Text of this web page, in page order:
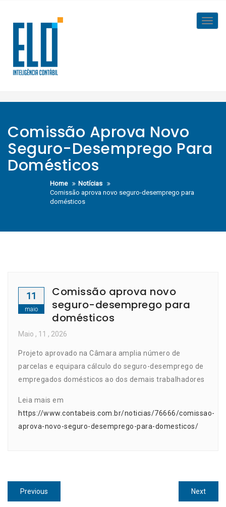
content
Comissão Aprova Novo
Seguro-Desemprego Para
Domésticos
Home
Notícias
Comissão aprova novo seguro-desemprego para
domésticos
11
maio
Comissão aprova novo
seguro-desemprego para
domésticos
Maio , 11 , 2026
Projeto aprovado na Câmara amplia número de
parcelas e equipara cálculo do seguro-desemprego de
empregados domésticos ao dos demais trabalhadores
Leia mais em
https://www.contabeis.com.br/noticias/76666/comissao-
aprova-novo-seguro-desemprego-para-domesticos/
Navegação
Previous
post:
NextNext
post: